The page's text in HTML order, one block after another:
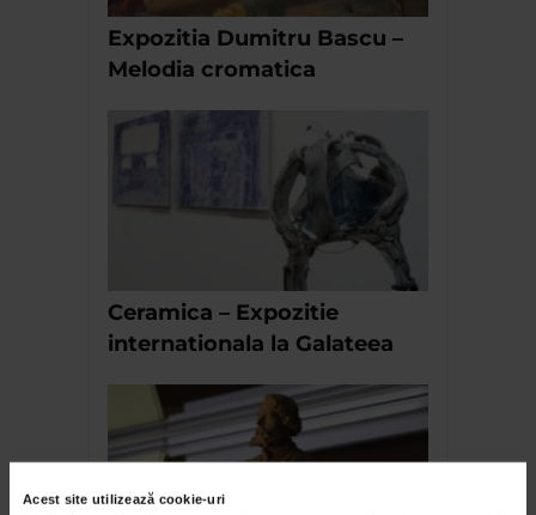
Acest site utilizează cookie-uri
Expozitia Dumitru Bascu –
Melodia cromatica
Ceramica – Expozitie
internationala la Galateea